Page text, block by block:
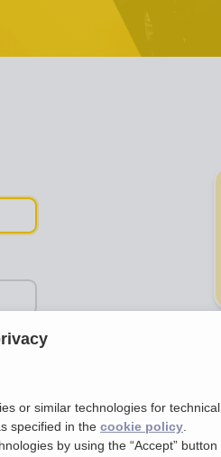
or similar technologies for technical
specified in the cookie policy
by using the “Accept”